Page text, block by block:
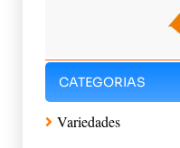
CATEGORIAS
Variedades